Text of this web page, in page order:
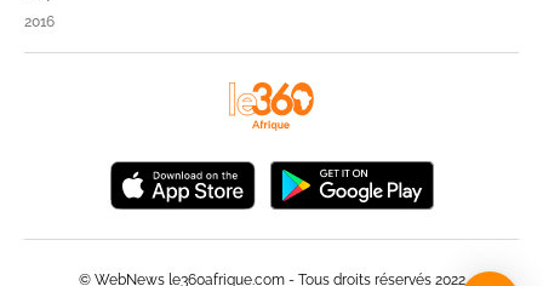
2016
© WebNews le360afrique.com - Tous droits réservés 2022